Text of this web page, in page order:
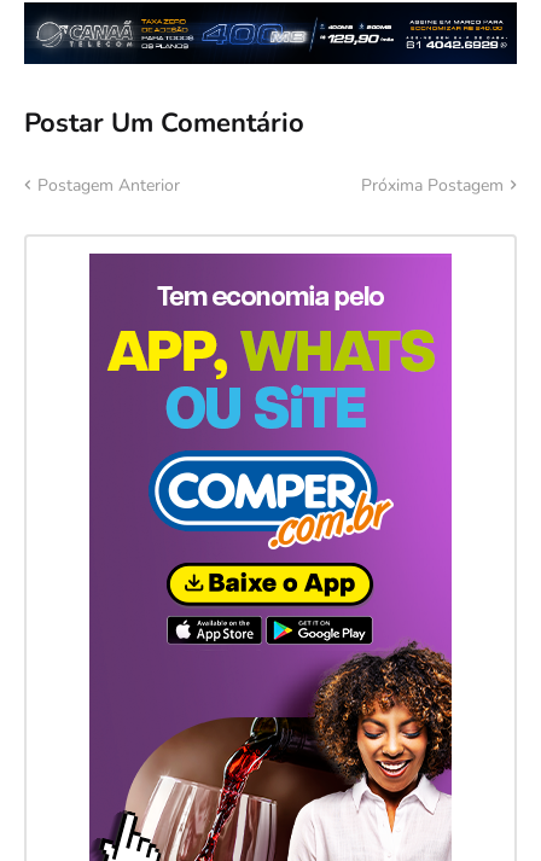
Postar Um Comentário
Postagem Anterior Próxima Postagem